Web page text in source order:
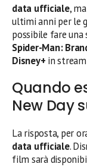
data ufficiale,
ultimi anni per le
possibile fare
Spider-Man:
Disney+ in
Quando
New Day
La risposta, per
data ufficiale.
film sarà